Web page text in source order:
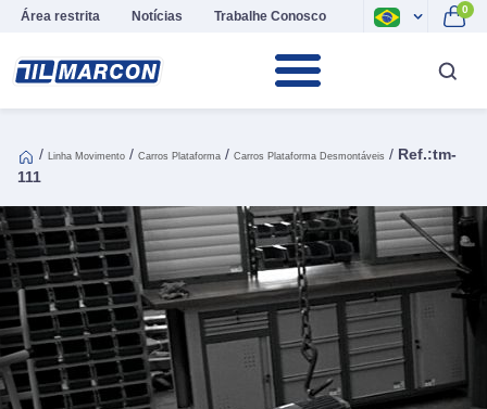
Área restrita Notícias Trabalhe Conosco 0
/ Linha Movimento / Carros Plataforma / Carros Plataforma Desmontáveis / Ref.:tm-
111